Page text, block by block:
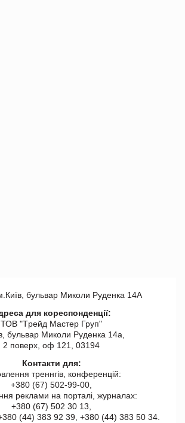
бульвар Миколи Руденка 14А
для кореспонденції:
ТОВ "Tрейд Мастер Груп"
бульвар Миколи Руденка 14а,
2 поверх, оф 121, 03194
Контакти для:
треннгів, конференцій:
+380 (67) 502-99-00,
реклами на порталі, журналах:
+380 (67) 502 30 13,
(44) 383 92 39, +380 (44) 383 50 34.